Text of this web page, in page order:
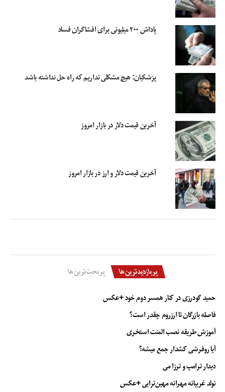
پاداش ۲۰۰ میلیونی برای افشاگران فساد
پزشکیان: هیچ مشکلی نداریم که راه حل نداشته باشد
آخرین قیمت دلار در بازار امروز
آخرین قیمت دلار و ارز در بازار امروز
پربازدیدترین‌ها پربحث‌ترین‌ها
حمید گودرزی در کنار همسر دوم خود +عکس
فاصله بازرگان تا ارزروم چقدر است؟
آموزش طریقه نصب المنت استخری
آیا روفرشی کشدار جمع میشه؟
دیدار ترامپ و ترزا می
تولد غریبانه مهرانه مهین‌ترابی +عکس